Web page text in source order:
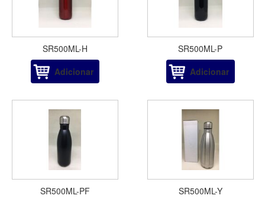
SR500ML-H
Adicionar
SR500ML-P
Adicionar
SR500ML-PF SR500ML-Y